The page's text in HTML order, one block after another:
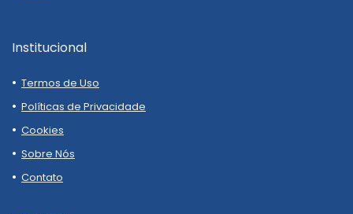
Institucional
Termos de Uso
Políticas de Privacidade
Cookies
Sobre Nós
Contato